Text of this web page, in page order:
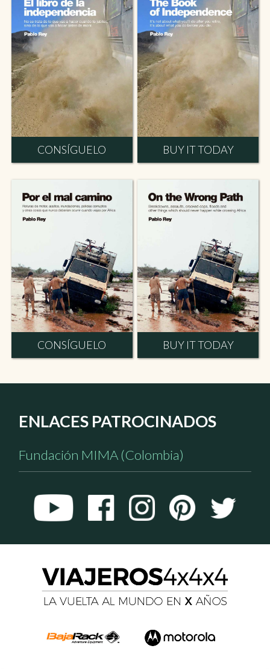
CONSÍGUELO BUY IT TODAY
CONSÍGUELO BUY IT TODAY
ENLACES PATROCINADOS
Fundación MIMA (Colombia)